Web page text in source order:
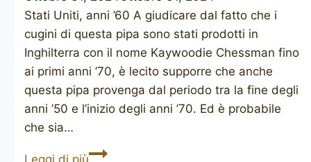
Stati Uniti, anni ’60 A giudicare dal fatto che i
cugini di questa pipa sono stati prodotti in
Inghilterra con il nome Kaywoodie Chessman fino
ai primi anni ’70, è lecito supporre che anche
questa pipa provenga dal periodo tra la fine degli
anni ’50 e l’inizio degli anni ’70. Ed è probabile
che sia…
Leggi di piùYEllO-